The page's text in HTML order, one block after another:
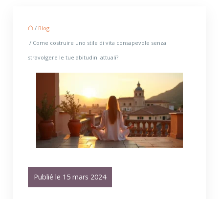
/ Blog
/ Come costruire uno stile di vita consapevole senza
stravolgere le tue abitudini attuali?
Publié le 15 mars 2024